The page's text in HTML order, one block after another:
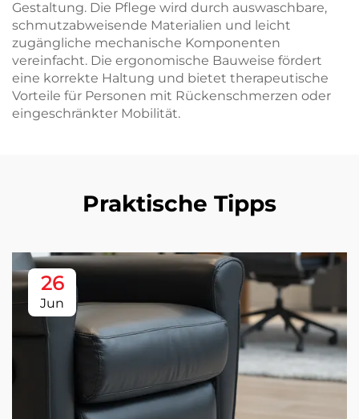
Gestaltung. Die Pflege wird durch auswaschbare,
schmutzabweisende Materialien und leicht
zugängliche mechanische Komponenten
vereinfacht. Die ergonomische Bauweise fördert
eine korrekte Haltung und bietet therapeutische
Vorteile für Personen mit Rückenschmerzen oder
eingeschränkter Mobilität.
Praktische Tipps
26
Jun